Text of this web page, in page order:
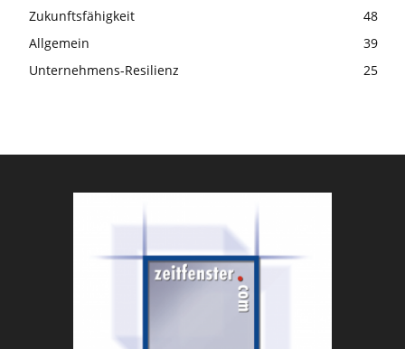
Zukunftsfähigkeit
48
Allgemein
39
Unternehmens-Resilienz
25